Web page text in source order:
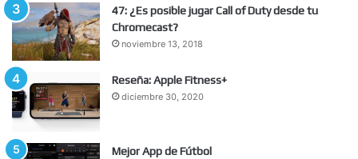
47: ¿Es posible jugar Call of Duty desde tu
Chromecast?
noviembre 13, 2018
Reseña: Apple Fitness+
diciembre 30, 2020
Mejor App de Fútbol